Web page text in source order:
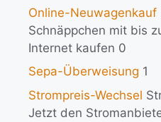
Online-Neuwagenkauf
Schnäppchen mit bis
Internet kaufen 0
Sepa-Überweisung 1
Strompreis-Wechsel
Jetzt den